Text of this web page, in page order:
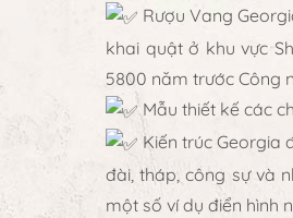
Rượu Vang
khai quật ở khu vực
5800 năm trước Công
Mẫu thiết kế các
Kiến trúc Georgia
đài, tháp, công sự và
một số ví dụ điển hình